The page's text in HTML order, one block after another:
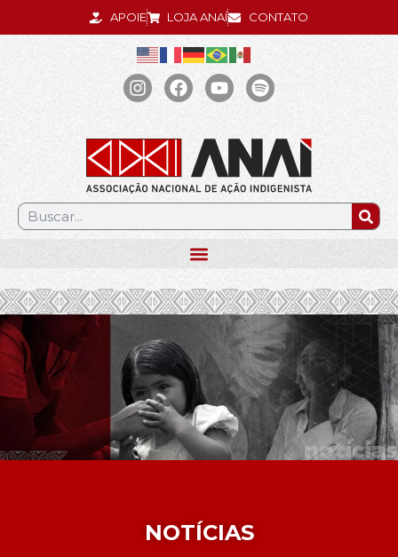
APOIE LOJA ANAÍ CONTATO
.
NOTÍCIAS